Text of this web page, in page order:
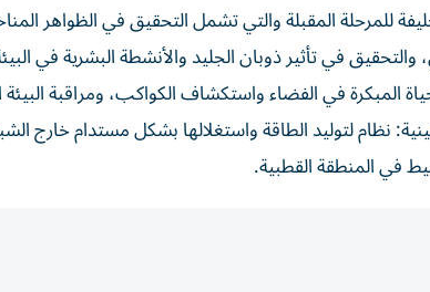
للمرحلة المقبلة والتي تشمل التحقيق في الظواهر
في تأثير ذوبان الجليد والأنشطة البشرية في
في الفضاء واستكشاف الكواكب، ومراقبة البيئة
نظام لتوليد الطاقة واستغلالها بشكل مستدام خارج
في المنطقة القطبية.